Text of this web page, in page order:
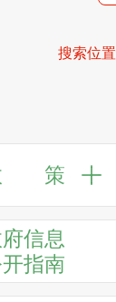
搜索位置
策
信息
指南